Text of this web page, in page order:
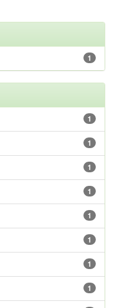
1
1
1
1
1
1
1
1
1